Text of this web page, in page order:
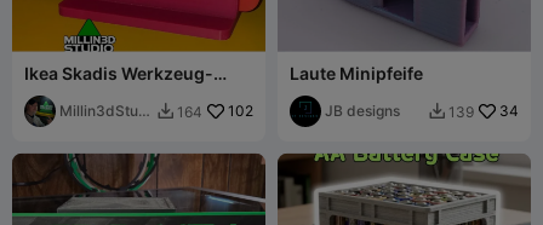
Ikea Skadis Werkzeug-
Lochwand-Ständer -
Einfach, schnell und
mühelos
Millin3dStudi  164 102
Laute Minipfeife
JB designs  139 34